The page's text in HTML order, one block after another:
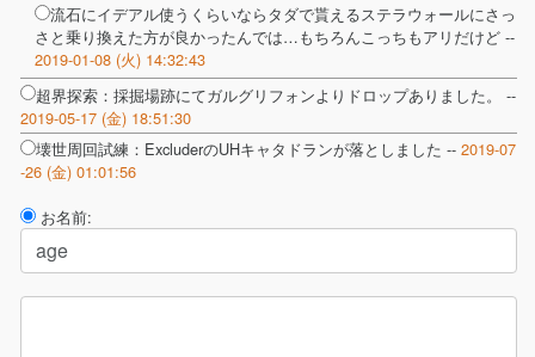
流石にイデアル使うくらいならタダで貰えるステラウォールにさっ
さと乗り換えた方が良かったんでは…もちろんこっちもアリだけど --
2019-01-08 (火) 14:32:43
超界探索：採掘場跡にてガルグリフォンよりドロップありました。 --
2019-05-17 (金) 18:51:30
壊世周回試練：ExcluderのUHキャタドランが落としました -- 2019-07
-26 (金) 01:01:56
お名前: